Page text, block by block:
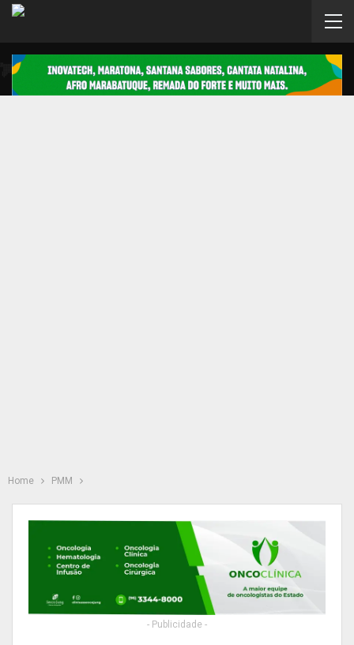
Home PMM
- Publicidade -